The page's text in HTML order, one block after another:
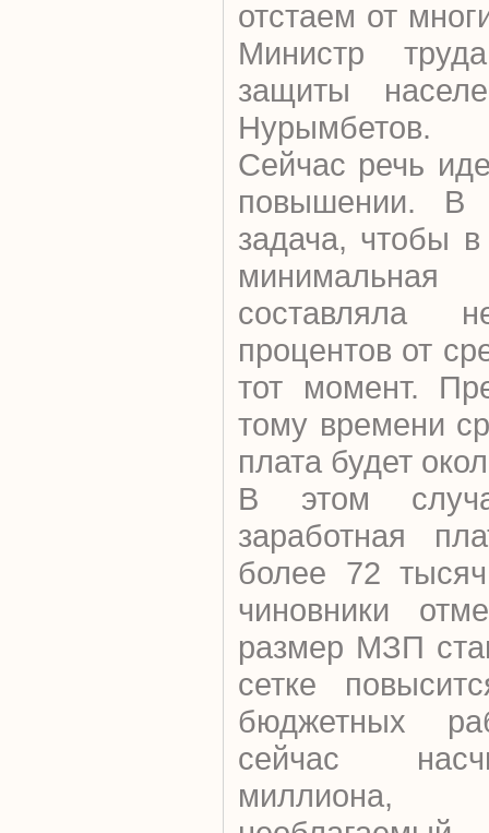
отстаем от
Министр
защиты
Нурымбетов.
Сейчас речь
повышении. В
задача, чтобы
процентов от
тот момент.
тому времени
плата будет
В этом
заработная
более 72
чиновники
размер МЗП
сетке
бюджетных
сейчас
миллиона,